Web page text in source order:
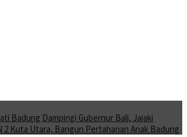
Badung Dampingi Gubernur Bali, Jajaki
2 Kuta Utara, Bangun Pertahanan Anak Badung